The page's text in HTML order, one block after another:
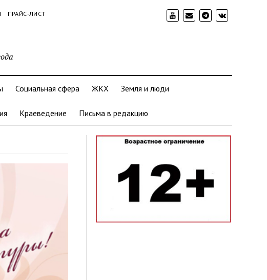
ПРАЙС-ЛИСТ
Социальная сфера ЖКХ Земля и люди
Краеведение Письма в редакцию